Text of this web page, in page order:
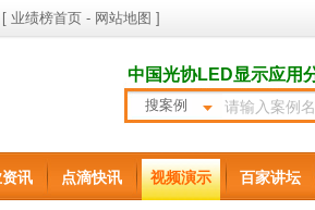
[ 业绩榜首页 - 网站地图 ]
中国光协LED显示应用
搜案例
讯 点滴快讯 视频演示 百家讲坛